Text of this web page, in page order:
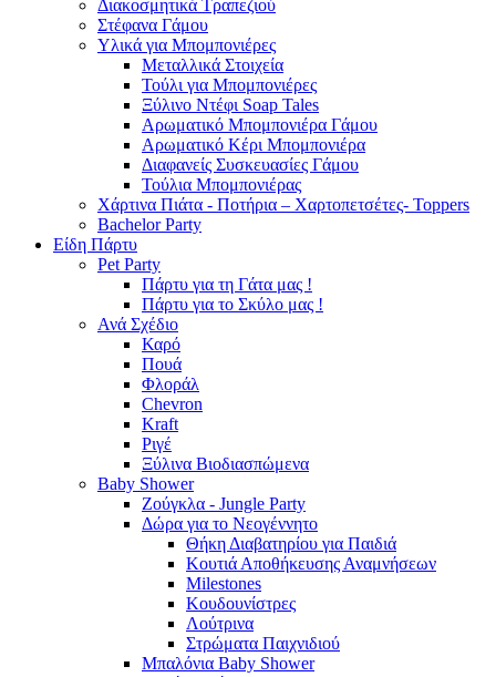
Διακοσμητικά Τραπεζιού
Στέφανα Γάμου
Υλικά για Μπομπονιέρες
Μεταλλικά Στοιχεία
Τούλι για Μπομπονιέρες
Ξύλινο Ντέφι Soap Tales
Αρωματικό Μπομπονιέρα Γάμου
Αρωματικό Κέρι Μπομπονιέρα
Διαφανείς Συσκευασίες Γάμου
Τούλια Μπομπονιέρας
Χάρτινα Πιάτα - Ποτήρια – Χαρτοπετσέτες- Toppers
Bachelor Party
Είδη Πάρτυ
Pet Party
Πάρτυ για τη Γάτα μας !
Πάρτυ για το Σκύλο μας !
Ανά Σχέδιο
Καρό
Πουά
Φλοράλ
Chevron
Kraft
Ριγέ
Ξύλινα Βιοδιασπώμενα
Baby Shower
Ζούγκλα - Jungle Party
Δώρα για το Νεογέννητο
Θήκη Διαβατηρίου για Παιδιά
Κουτιά Αποθήκευσης Αναμνήσεων
Milestones
Κουδουνίστρες
Λούτρινα
Στρώματα Παιχνιδιού
Μπαλόνια Baby Shower